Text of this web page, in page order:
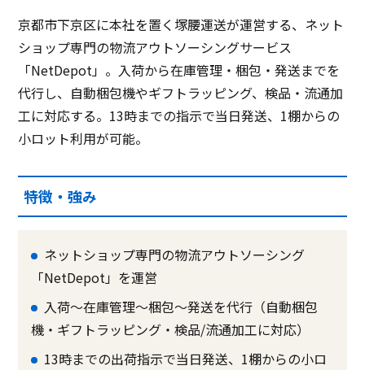
京都市下京区に本社を置く塚腰運送が運営する、ネット
ショップ専門の物流アウトソーシングサービス
「NetDepot」。入荷から在庫管理・梱包・発送までを
代行し、自動梱包機やギフトラッピング、検品・流通加
工に対応する。13時までの指示で当日発送、1棚からの
小ロット利用が可能。
特徴・強み
ネットショップ専門の物流アウトソーシング
「NetDepot」を運営
入荷〜在庫管理〜梱包〜発送を代行（自動梱包
機・ギフトラッピング・検品/流通加工に対応）
13時までの出荷指示で当日発送、1棚からの小ロ